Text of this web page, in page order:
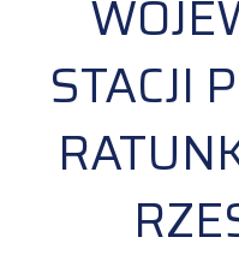
STACJI